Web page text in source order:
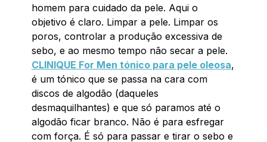
homem para cuidado da pele. Aqui o
objetivo é claro. Limpar a pele. Limpar os
poros, controlar a produção excessiva de
sebo, e ao mesmo tempo não secar a pele.
CLINIQUE For Men tónico para pele oleosa,
é um tónico que se passa na cara com
discos de algodão (daqueles
desmaquilhantes) e que só paramos até o
algodão ficar branco. Não é para esfregar
com força. É só para passar e tirar o sebo e